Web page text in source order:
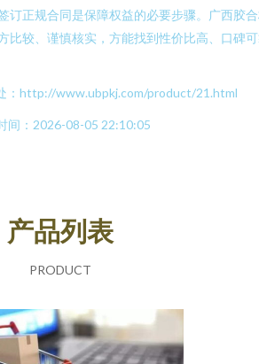
订正规合同是保障权益的必要步骤。广西胶
比较、谨慎核实，方能找到性价比高、口碑
：http://www.ubpkj.com/product/21.html
间：2026-08-05 22:10:05
产品列表
PRODUCT